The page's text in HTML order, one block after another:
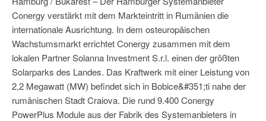
Conergy verstärkt mit dem Markteintritt in Rumänien die
internationale Ausrichtung. In dem osteuropäischen
Wachstumsmarkt errichtet Conergy zusammen mit dem
lokalen Partner Solanna Investment S.r.l. einen der größten
Solarparks des Landes. Das Kraftwerk mit einer Leistung von
2,2 Megawatt (MW) befindet sich in Bobice&#351;ti nahe der
rumänischen Stadt Craiova. Die rund 9.400 Conergy
PowerPlus Module aus der Fabrik des Systemanbieters in